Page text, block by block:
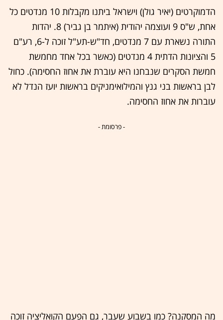
הדמוקרטים (יאיר גולן) וישראל ביתנו מקבלות 10 מנדטים כל
אחת, ש"ס 9 ועוצמה יהודית (איתמר בן גביר) 8. יהדות
התורה נשארת עם 7 מנדטים, חד"ש-תע"ל זוכה ל-6, רע"ם
5 והציונות הדתית 4 מנדטים (כאשר בכל אחד מחמשת
חמשת הסקרים שנבחנו היא עוברת את אחוז החסימה). כחול
לבן בראשות בני גנץ והמילואימניקים בראשות יועז הנדל לא
עוברות את אחוז החסימה.
- פרסומת -
מה המסקנה? כמו בשבוע שעבר, גם הפעם הקואליציה זוכה